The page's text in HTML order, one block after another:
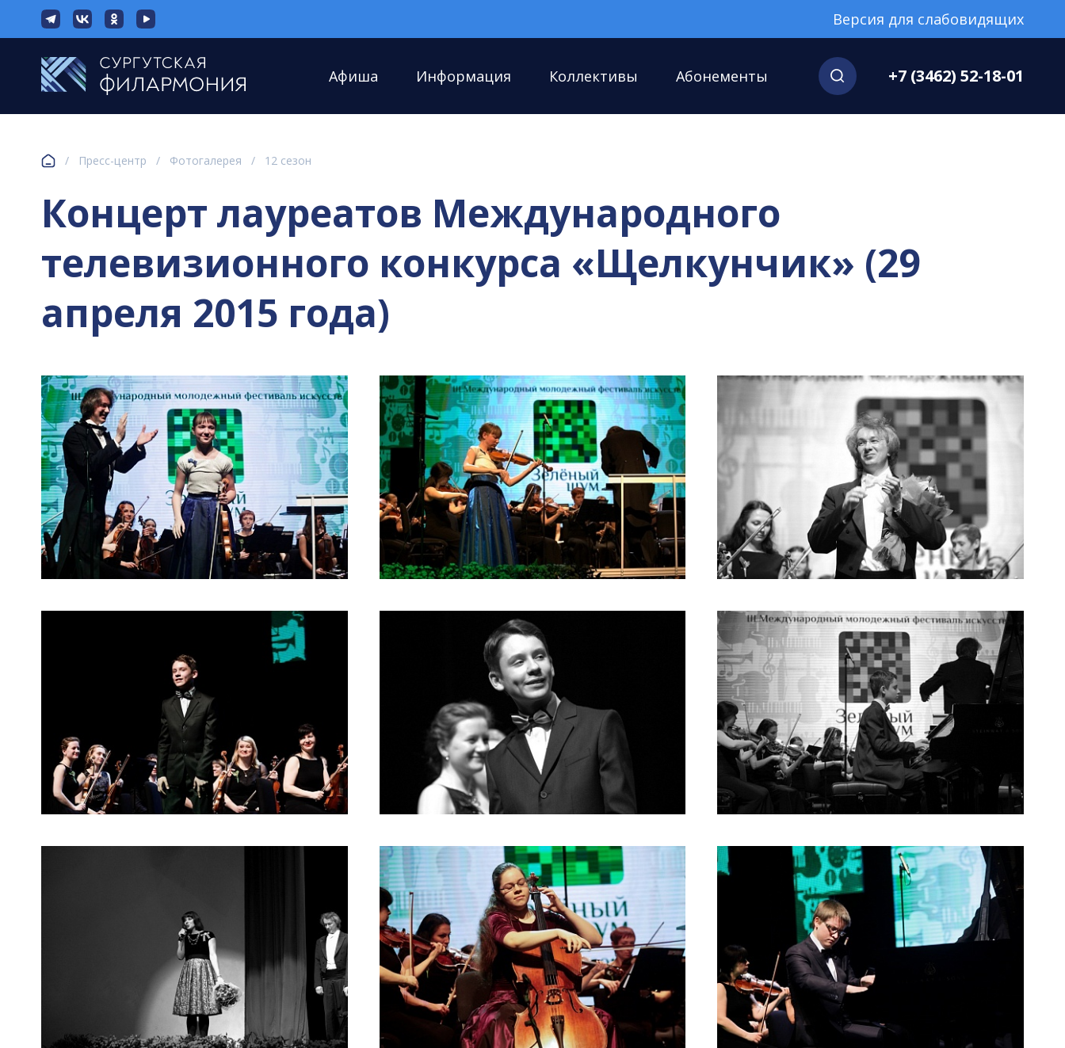
Версия для слабовидящих
Афиша Информация Коллективы Абонементы +7 (3462) 52-18-01
/ Пресс-центр / Фотогалерея / 12 сезон
Концерт лауреатов Международного
телевизионного конкурса «Щелкунчик» (29
апреля 2015 года)